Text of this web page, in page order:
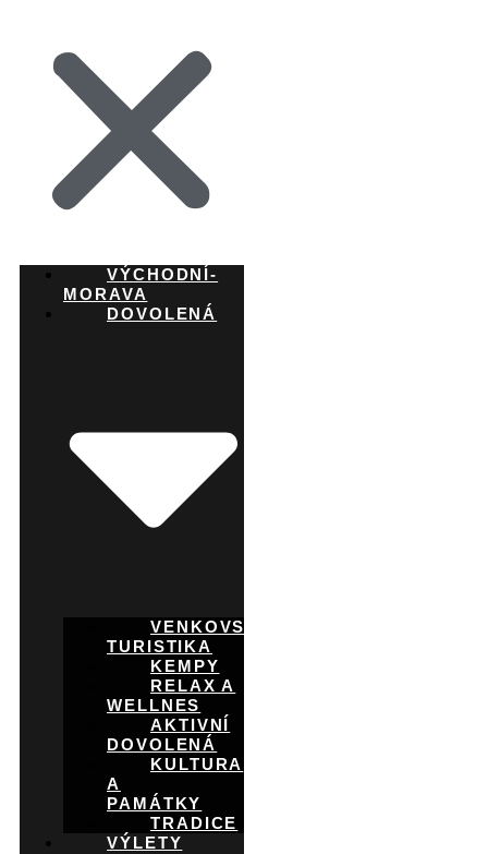
VÝCHODNÍ-
MORAVA
DOVOLENÁ
VENKOVSKÁ
TURISTIKA
KEMPY
RELAX A
WELLNES
AKTIVNÍ
DOVOLENÁ
KULTURA
A
PAMÁTKY
TRADICE
VÝLETY